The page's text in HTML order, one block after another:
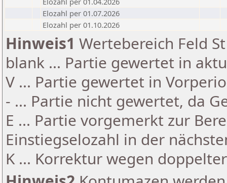
Elozahl per 01.07.2026
Elozahl per 01.10.2026
Hinweis1 Wertebereich Feld
blank ... Partie gewertet in
V ... Partie gewertet in
- ... Partie nicht gewertet, da
E ... Partie vorgemerkt zur
Einstiegselozahl in der
K ... Korrektur wegen